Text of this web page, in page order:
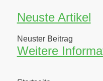
Neuste Artikel
Neuster Beitrag
Weitere